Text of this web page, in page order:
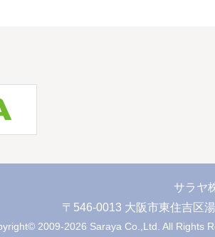
サラヤ
〒546-0013 大阪市東住吉区
2009-2026 Saraya Co.,Ltd. All Rights